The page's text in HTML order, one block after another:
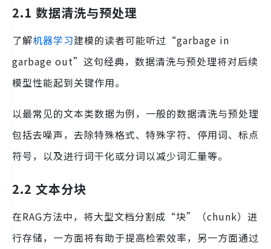
2.1 数据清洗与预处理
了解机器学习建模的读者可能听过“garbage in
garbage out”这句经典，数据清洗与预处理将对后续
模型性能起到关键作用。
以最常见的文本类数据为例，一般的数据清洗与预处理
包括去噪声，去除特殊格式、特殊字符、停用词、标点
符号，以及进行词干化或分词以减少词汇量等。
2.2 文本分块
在RAG方法中，将大型文档分割成“块”（chunk）进
行存储，一方面将有助于提高检索效率，另一方面通过